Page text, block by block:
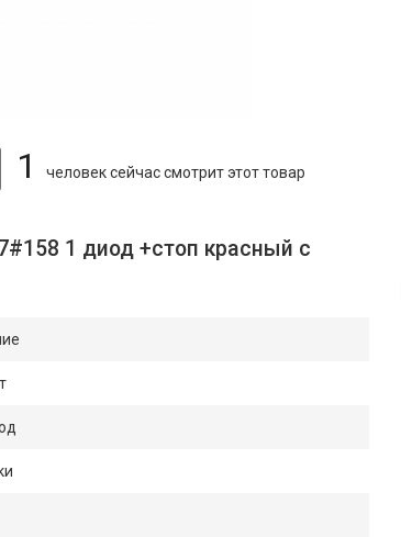
1 человек сейчас смотритэтот товар
1 диод +стоп красный c